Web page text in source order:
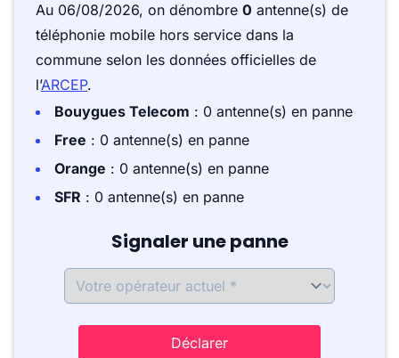
Au 06/08/2026, on dénombre 0 antenne(s) de
téléphonie mobile hors service dans la
commune selon les données officielles de
l’ARCEP.
Bouygues Telecom : 0 antenne(s) en panne
Free : 0 antenne(s) en panne
Orange : 0 antenne(s) en panne
SFR : 0 antenne(s) en panne
Signaler une panne
Déclarer